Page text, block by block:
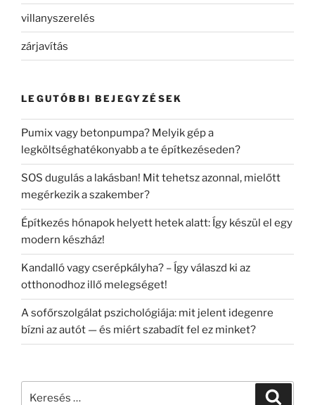
villanyszerelés
zárjavítás
LEGUTÓBBI BEJEGYZÉSEK
Pumix vagy betonpumpa? Melyik gép a
legköltséghatékonyabb a te építkezéseden?
SOS dugulás a lakásban! Mit tehetsz azonnal, mielőtt
megérkezik a szakember?
Építkezés hónapok helyett hetek alatt: Így készül el egy
modern készház!
Kandalló vagy cserépkályha? – Így válaszd ki az
otthonodhoz illő melegséget!
A sofőrszolgálat pszichológiája: mit jelent idegenre
bízni az autót — és miért szabadít fel ez minket?